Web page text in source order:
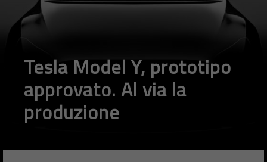
Tesla Model Y, prototipo
approvato. Al via la
produzione